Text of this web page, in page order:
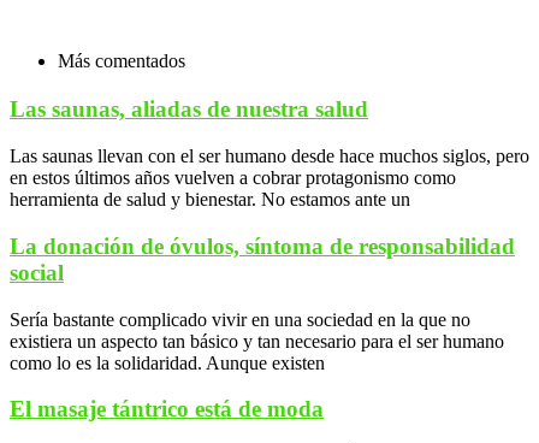
Más comentados
Las saunas, aliadas de nuestra salud
Las saunas llevan con el ser humano desde hace muchos siglos, pero
en estos últimos años vuelven a cobrar protagonismo como
herramienta de salud y bienestar. No estamos ante un
La donación de óvulos, síntoma de responsabilidad
social
Sería bastante complicado vivir en una sociedad en la que no
existiera un aspecto tan básico y tan necesario para el ser humano
como lo es la solidaridad. Aunque existen
El masaje tántrico está de moda